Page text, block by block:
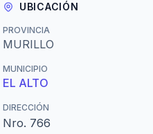
UBICACIÓN
PROVINCIA
MURILLO
MUNICIPIO
EL ALTO
DIRECCIÓN
Nro. 766